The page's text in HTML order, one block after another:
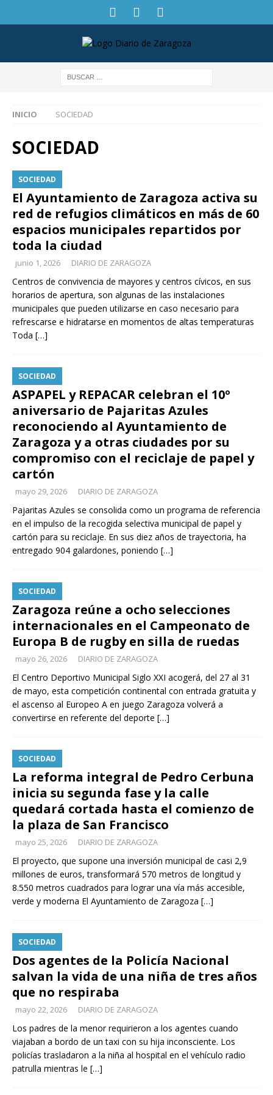
INICIO SOCIEDAD
SOCIEDAD
SOCIEDAD
El Ayuntamiento de Zaragoza activa su
red de refugios climáticos en más de 60
espacios municipales repartidos por
toda la ciudad
junio 1, 2026 DIARIO DE ZARAGOZA
Centros de convivencia de mayores y centros cívicos, en sus
horarios de apertura, son algunas de las instalaciones
municipales que pueden utilizarse en caso necesario para
refrescarse e hidratarse en momentos de altas temperaturas
Toda […]
SOCIEDAD
ASPAPEL y REPACAR celebran el 10º
aniversario de Pajaritas Azules
reconociendo al Ayuntamiento de
Zaragoza y a otras ciudades por su
compromiso con el reciclaje de papel y
cartón
mayo 29, 2026 DIARIO DE ZARAGOZA
Pajaritas Azules se consolida como un programa de referencia
en el impulso de la recogida selectiva municipal de papel y
cartón para su reciclaje. En sus diez años de trayectoria, ha
entregado 904 galardones, poniendo […]
SOCIEDAD
Zaragoza reúne a ocho selecciones
internacionales en el Campeonato de
Europa B de rugby en silla de ruedas
mayo 26, 2026 DIARIO DE ZARAGOZA
El Centro Deportivo Municipal Siglo XXI acogerá, del 27 al 31
de mayo, esta competición continental con entrada gratuita y
el ascenso al Europeo A en juego Zaragoza volverá a
convertirse en referente del deporte […]
SOCIEDAD
La reforma integral de Pedro Cerbuna
inicia su segunda fase y la calle
quedará cortada hasta el comienzo de
la plaza de San Francisco
mayo 25, 2026 DIARIO DE ZARAGOZA
El proyecto, que supone una inversión municipal de casi 2,9
millones de euros, transformará 570 metros de longitud y
8.550 metros cuadrados para lograr una vía más accesible,
verde y moderna El Ayuntamiento de Zaragoza […]
SOCIEDAD
Dos agentes de la Policía Nacional
salvan la vida de una niña de tres años
que no respiraba
mayo 22, 2026 DIARIO DE ZARAGOZA
Los padres de la menor requirieron a los agentes cuando
viajaban a bordo de un taxi con su hija inconsciente. Los
policías trasladaron a la niña al hospital en el vehículo radio
patrulla mientras le […]